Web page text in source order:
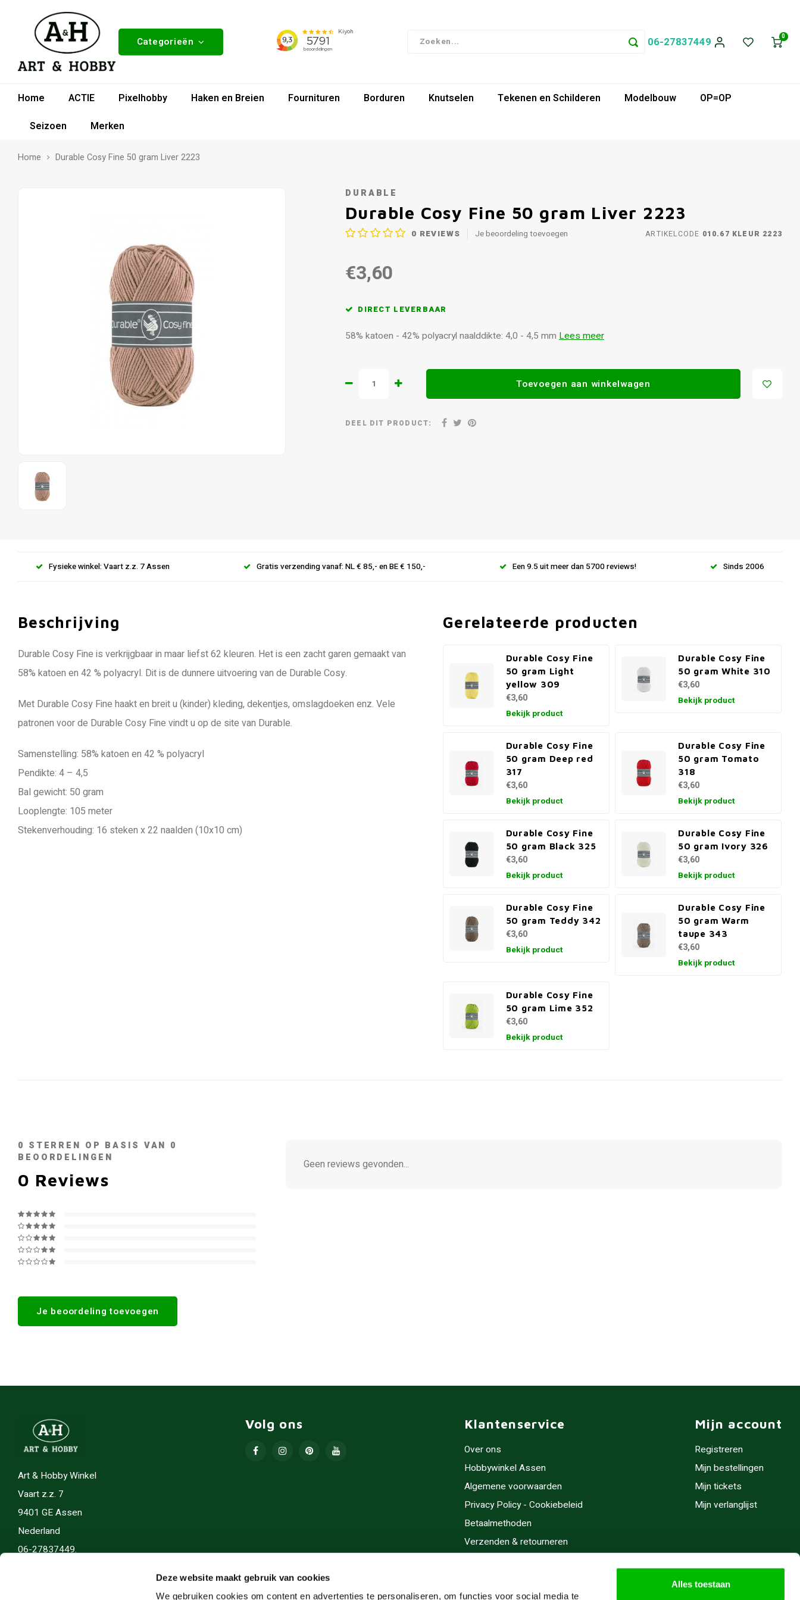
Deze website maakt gebruik van cookies
We gebruiken cookies om content en advertenties te personaliseren, om functies voor social media te
Alles toestaan
Categorieën 06-27837449 0
Home ACTIE Pixelhobby Haken en Breien Fournituren Borduren Knutselen Tekenen en Schilderen Modelbouw
OP=OP
Seizoen
Merken
Home Durable Cosy Fine 50 gram Liver 2223
DURABLE
Durable Cosy Fine 50 gram Liver 2223
0 REVIEWS Je beoordeling toevoegen ARTIKELCODE 010.67 KLEUR 2223
€3,60
DIRECT LEVERBAAR
58% katoen - 42% polyacryl naalddikte: 4,0 - 4,5 mm Lees meer
Toevoegen aan winkelwagen
DEEL DIT PRODUCT:
Fysieke winkel: Vaart z.z. 7 Assen Gratis verzending vanaf: NL € 85,- en BE € 150,- Een 9.5 uit meer dan 5700 reviews! Sinds 2006
Beschrijving
Durable Cosy Fine is verkrijgbaar in maar liefst 62 kleuren. Het is een zacht garen gemaakt van
58% katoen en 42 % polyacryl. Dit is de dunnere uitvoering van de Durable Cosy.
Met Durable Cosy Fine haakt en breit u (kinder) kleding, dekentjes, omslagdoeken enz. Vele
patronen voor de Durable Cosy Fine vindt u op de site van Durable.
Samenstelling: 58% katoen en 42 % polyacryl
Pendikte: 4 – 4,5
Bal gewicht: 50 gram
Looplengte: 105 meter
Stekenverhouding: 16 steken x 22 naalden (10x10 cm)
Gerelateerde producten
Durable Cosy Fine
50 gram Light
yellow 309
€3,60
Bekijk product
Durable Cosy Fine
50 gram White 310
€3,60
Bekijk product
Durable Cosy Fine
50 gram Deep red
317
€3,60
Bekijk product
Durable Cosy Fine
50 gram Tomato
318
€3,60
Bekijk product
Durable Cosy Fine
50 gram Black 325
€3,60
Bekijk product
Durable Cosy Fine
50 gram Ivory 326
€3,60
Bekijk product
Durable Cosy Fine
50 gram Teddy 342
€3,60
Bekijk product
Durable Cosy Fine
50 gram Warm
taupe 343
€3,60
Bekijk product
Durable Cosy Fine
50 gram Lime 352
€3,60
Bekijk product
0 STERREN OP BASIS VAN 0
BEOORDELINGEN
0 Reviews
Je beoordeling toevoegen
Geen reviews gevonden...
Art & Hobby Winkel
Vaart z.z. 7
9401 GE Assen
Nederland
06-27837449.
Volg ons Klantenservice
Over ons
Hobbywinkel Assen
Algemene voorwaarden
Privacy Policy - Cookiebeleid
Betaalmethoden
Verzenden & retourneren
Mijn account
Registreren
Mijn bestellingen
Mijn tickets
Mijn verlanglijst